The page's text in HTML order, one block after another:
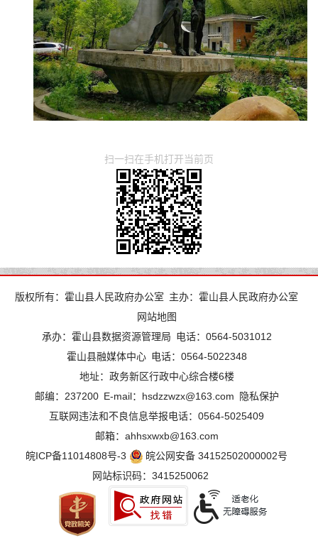
扫一扫在手机打开当前页
版权所有：霍山县人民政府办公室 主办：霍山县人民政府办公室
网站地图
承办：霍山县数据资源管理局 电话：0564-5031012
霍山县融媒体中心 电话：0564-5022348
地址：政务新区行政中心综合楼6楼
邮编：237200 E-mail：hsdzzwzx@163.com
隐私保护
互联网违法和不良信息举报电话：0564-5025409
邮箱：ahhsxwxb@163.com
皖ICP备11014808号-3
皖公网安备 34152502000002号
网站标识码：3415250062